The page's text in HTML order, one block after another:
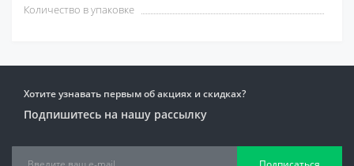
Количество в упаковке
Хотите узнавать первым об акциях и скидках?
Подпишитесь на нашу рассылку